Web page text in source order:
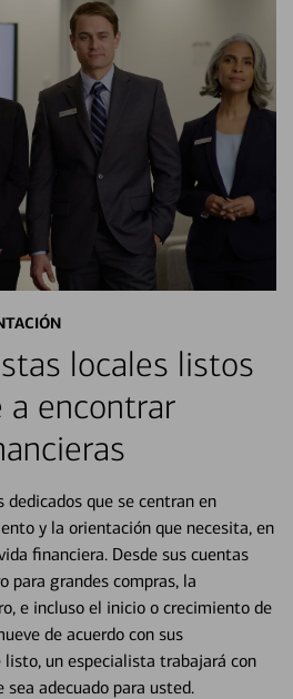
locales listos
a encontrar
dedicados que se centran en
y la orientación que necesita, en
financiera. Desde sus cuentas
para grandes compras, la
e incluso el inicio o crecimiento de
de acuerdo con sus
listo, un especialista trabajará con
adecuado para usted.